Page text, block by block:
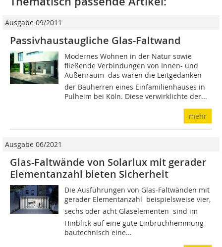
Ausgabe 09/2011
Passivhaustaugliche Glas-Faltwand
Modernes Wohnen in der Natur sowie
fließende Verbindungen von Innen- und
Außenraum  das waren die Leitgedanken
der Bauherren eines Einfamilienhauses in
Pulheim bei Köln. Diese verwirklichte der...
mehr
Ausgabe 06/2021
Glas-Faltwände von Solarlux mit gerader
Elementanzahl bieten Sicherheit
Die Ausführungen von Glas-Faltwänden mit
gerader Elementanzahl  beispielsweise vier,
sechs oder acht Glaselementen  sind im
Hinblick auf eine gute Einbruchhemmung
bautechnisch eine...